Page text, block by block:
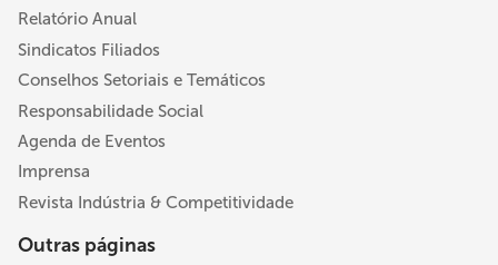
Relatório Anual
Sindicatos Filiados
Conselhos Setoriais e Temáticos
Responsabilidade Social
Agenda de Eventos
Imprensa
Revista Indústria & Competitividade
Outras páginas